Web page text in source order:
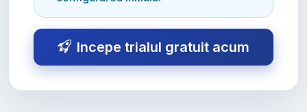
Incepe trialul gratuit acum